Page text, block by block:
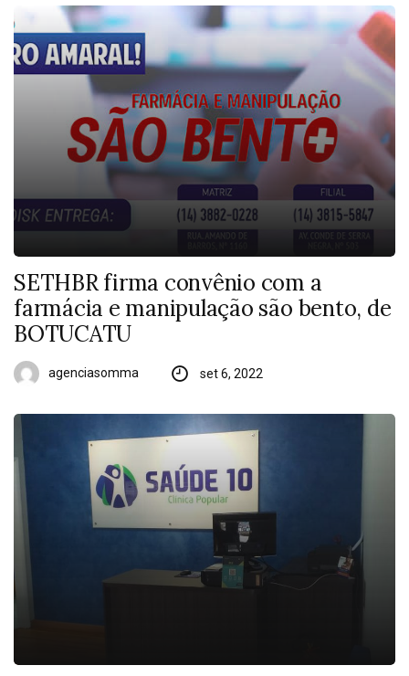
SETHBR firma convênio com a
farmácia e manipulação são bento, de
BOTUCATU
agenciasomma set 6, 2022